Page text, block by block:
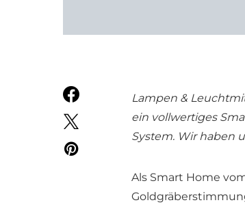
Lampen &
ein vollwertiges
System. Wir haben
Als Smart Home